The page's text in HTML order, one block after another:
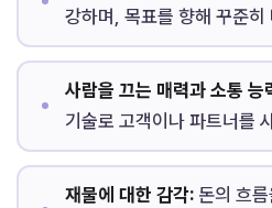
강하며, 목표를 향해 꾸준히
사람을 끄는 매력과 소통 능
기술로 고객이나 파트너를
재물에 대한 감각:돈의 흐름